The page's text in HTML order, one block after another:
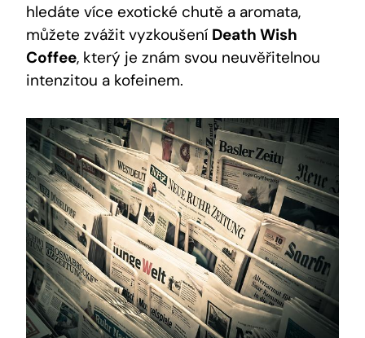
hledáte více ‍exotické⁣ chutě a aromata,⁣
můžete zvážit vyzkoušení Death Wish
Coffee, který je znám svou neuvěřitelnou
intenzitou a kofeinem.